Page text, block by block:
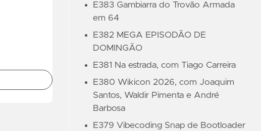
E383 Gambiarra do Trovão Armada
em 64
E382 MEGA EPISODÃO DE
DOMINGÃO
E381 Na estrada, com Tiago Carreira
E380 Wikicon 2026, com Joaquim
Santos, Waldir Pimenta e André
Barbosa
E379 Vibecoding Snap de Bootloader